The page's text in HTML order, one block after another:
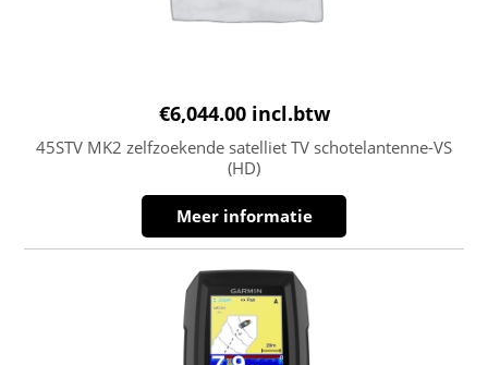
€6,044.00 incl.btw
45STV MK2 zelfzoekende satelliet TV schotelantenne-VS
(HD)
Meer informatie